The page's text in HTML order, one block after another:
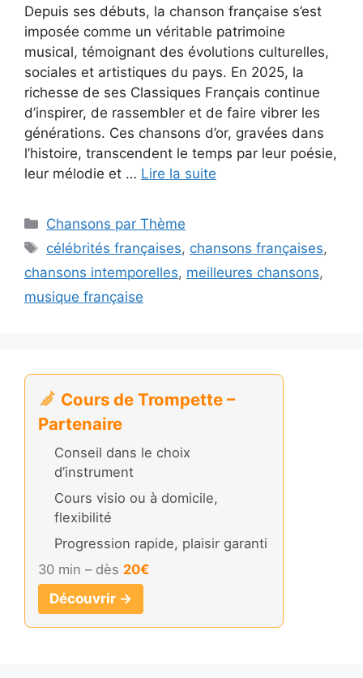
Depuis ses débuts, la chanson française s’est
imposée comme un véritable patrimoine
musical, témoignant des évolutions culturelles,
sociales et artistiques du pays. En 2025, la
richesse de ses Classiques Français continue
d’inspirer, de rassembler et de faire vibrer les
générations. Ces chansons d’or, gravées dans
l’histoire, transcendent le temps par leur poésie,
leur mélodie et … Lire la suite
Catégories
Chansons par Thème
Étiquettes
célébrités françaises, chansons françaises,
chansons intemporelles, meilleures chansons,
musique française
Cours de Trompette –
Partenaire
Conseil dans le choix
d’instrument
Cours visio ou à domicile,
flexibilité
Progression rapide, plaisir garanti
30 min – dès 20€
Découvrir →